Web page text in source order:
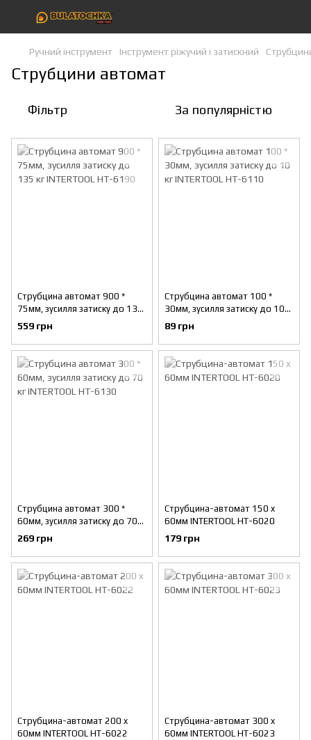
Ручний інструмент Інструмент ріжучий і затискний
Струбцини автомат
Фільтр За популярністю
Струбцина автомат 900 *
75мм, зусилля затиску до 135
кг INTERTOOL HT-6190
559 грн
Струбцина автомат 100 *
30мм, зусилля затиску до 10
кг INTERTOOL HT-6110
89 грн
Струбцина автомат 300 *
60мм, зусилля затиску до 70
кг INTERTOOL HT-6130
269 грн
Струбцина-автомат 150 x
60мм INTERTOOL HT-6020
179 грн
Струбцина-автомат 200 x
60мм INTERTOOL HT-6022
Струбцина-автомат 300 x
60мм INTERTOOL HT-6023